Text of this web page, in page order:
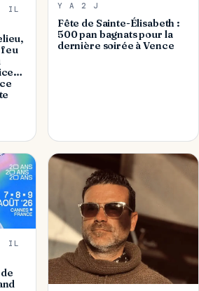
IL
feu
Y A 2 J
Fête de Sainte-Élisabeth :
500 pan bagnats pour la
dernière soirée à Vence
IL